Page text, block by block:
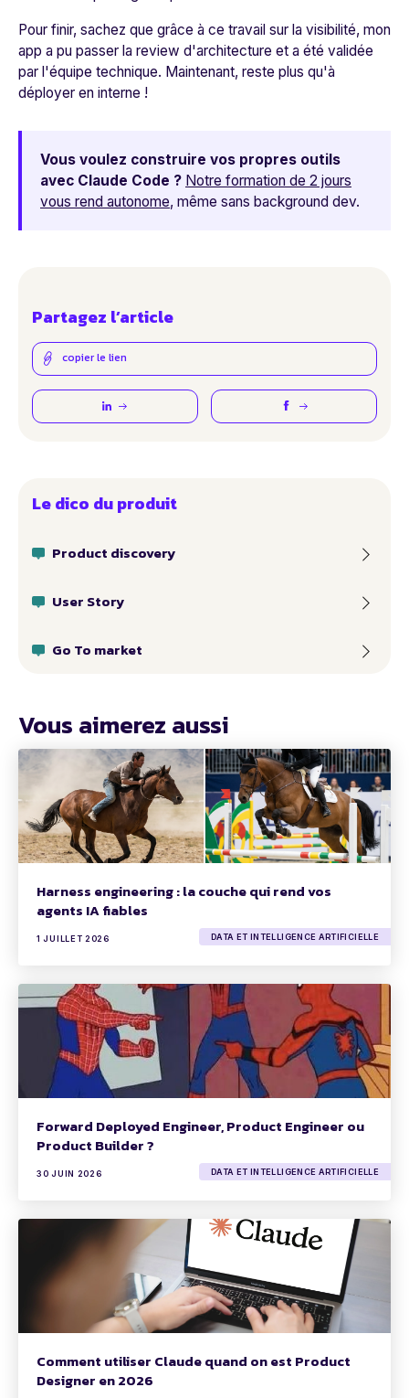
Pour finir, sachez que grâce à ce travail sur la visibilité, mon
app a pu passer la review d'architecture et a été validée
par l'équipe technique. Maintenant, reste plus qu'à
déployer en interne !
Vous voulez construire vos propres outils
avec Claude Code ? Notre formation de 2 jours
vous rend autonome, même sans background dev.
Partagez l’article
copier le lien
Le dico du produit
Product discovery
User Story
Go To market
Vous aimerez aussi
Harness engineering : la couche qui rend vos
agents IA fiables
1 JUILLET 2026 DATA ET INTELLIGENCE ARTIFICIELLE
Forward Deployed Engineer, Product Engineer ou
Product Builder ?
30 JUIN 2026 DATA ET INTELLIGENCE ARTIFICIELLE
Comment utiliser Claude quand on est Product
Designer en 2026